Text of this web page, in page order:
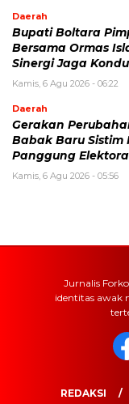
Daerah
Bupati Boltara
Bersama Ormas
Sinergi Jaga
Kamis, 6 Agu 2026 - 06:22
Daerah
Gerakan
Babak Baru Sistim
Panggung
Kamis, 6 Agu 2026 - 05:56
Jurnalis
identitas awak
REDAKSI